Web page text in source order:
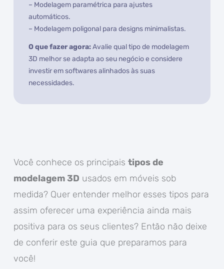
– Modelagem paramétrica para ajustes
automáticos.
– Modelagem poligonal para designs minimalistas.
O que fazer agora:Avalie qual tipo de modelagem
3D melhor se adapta ao seu negócio e considere
investir em softwares alinhados às suas
necessidades.
Você conhece os principais tipos de
modelagem 3D usados em móveis sob
medida? Quer entender melhor esses tipos para
assim oferecer uma experiência ainda mais
positiva para os seus clientes? Então não deixe
de conferir este guia que preparamos para
você!